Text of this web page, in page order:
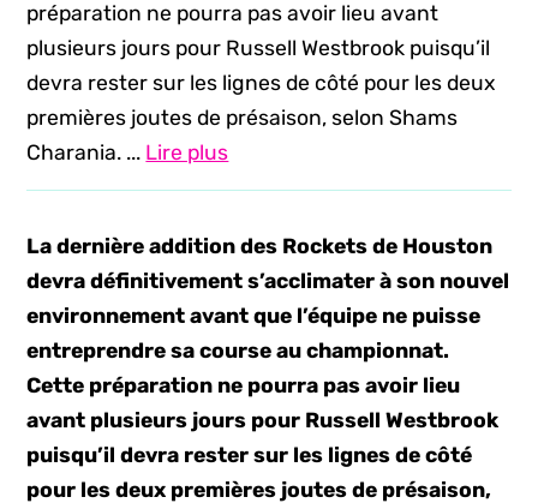
préparation ne pourra pas avoir lieu avant
plusieurs jours pour Russell Westbrook puisqu’il
devra rester sur les lignes de côté pour les deux
premières joutes de présaison, selon Shams
Charania. ... Lire plus
La dernière addition des Rockets de Houston
devra définitivement s’acclimater à son nouvel
environnement avant que l’équipe ne puisse
entreprendre sa course au championnat.
Cette préparation ne pourra pas avoir lieu
avant plusieurs jours pour Russell Westbrook
puisqu’il devra rester sur les lignes de côté
pour les deux premières joutes de présaison,